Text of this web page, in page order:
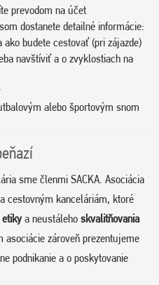
prevodom na účet
dostanete detailné informácie:
budete cestovať (pri zájazde)
navštíviť a o zvyklostiach na
alebo športovým snom
sme členmi SACKA. Asociácia
cestovným kanceláriám, ktoré
etikya neustáleho skvalitňovania
zároveň prezentujeme
podnikanie a o poskytovanie